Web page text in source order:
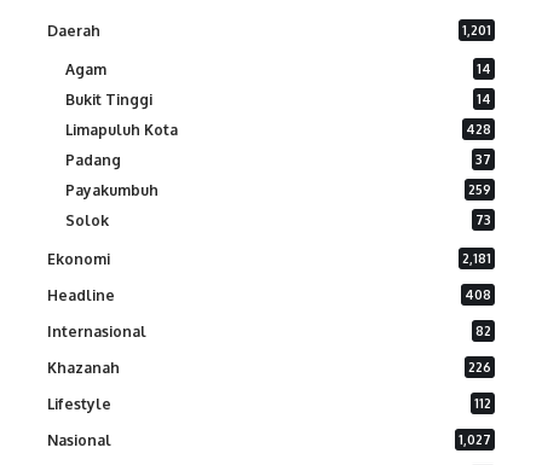
Daerah 1,201
Agam 14
Bukit Tinggi 14
Limapuluh Kota 428
Padang 37
Payakumbuh 259
Solok 73
Ekonomi 2,181
Headline 408
Internasional 82
Khazanah 226
Lifestyle 112
Nasional 1,027